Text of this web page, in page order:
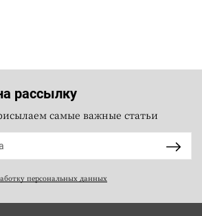
рассылку
самые важные статьи
персональных данных